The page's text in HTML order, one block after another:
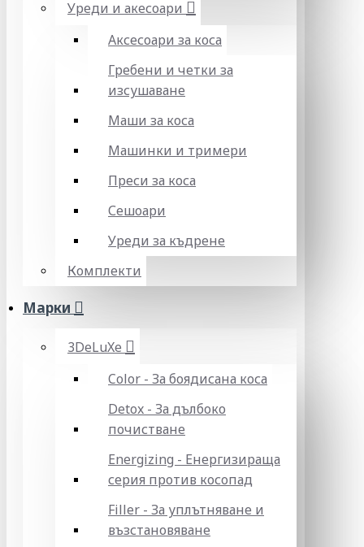
Уреди и акесоари
Аксесоари за коса
Гребени и четки за
изсушаване
Маши за коса
Машинки и тримери
Преси за коса
Сешоари
Уреди за къдрене
Комплекти
Марки
3DeLuXe
Color - За боядисана коса
Detox - За дълбоко
почистване
Energizing - Енергизираща
серия против косопад
Filler - За уплътняване и
възстановяване